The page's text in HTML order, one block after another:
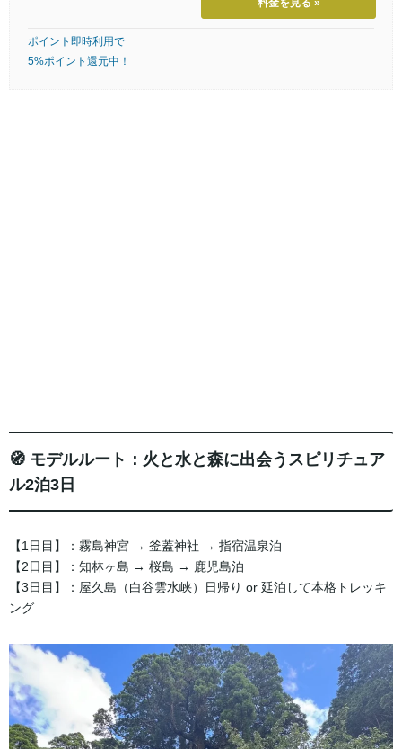
料金を見る »
ポイント即時利用で
5%ポイント還元中！
🧭 モデルルート：火と水と森に出会うスピリチュア
ル2泊3日
【1日目】：霧島神宮 → 釜蓋神社 → 指宿温泉泊
【2日目】：知林ヶ島 → 桜島 → 鹿児島泊
【3日目】：屋久島（白谷雲水峡）日帰り or 延泊して本格トレッキ
ング